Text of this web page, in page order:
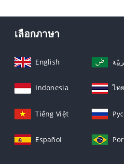
เลือกภาษา
English
Indonesia ไทย
Tiếng Việt
Español